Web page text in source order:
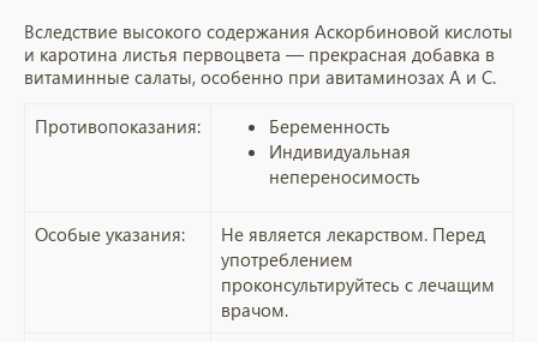
Вследствие высокого содержания Аскорбиновой кислоты
и каротина листья первоцвета — прекрасная добавка в
витаминные салаты, особенно при авитаминозах А и С.
Противопоказания:
Беременность
Индивидуальная
непереносимость
Особые указания:
Не является лекарством. Перед
употреблением
проконсультируйтесь с лечащим
врачом.